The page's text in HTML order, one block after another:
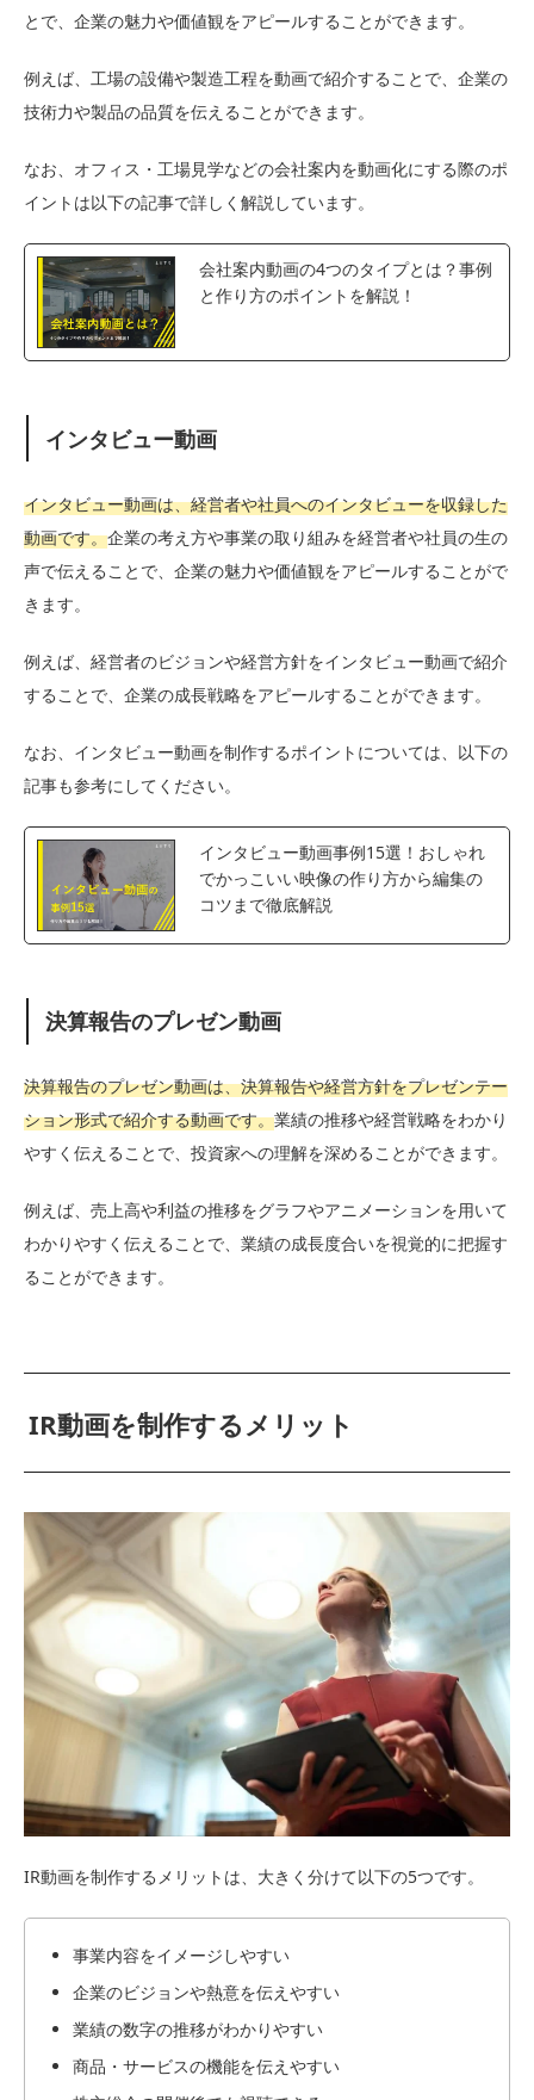
とで、企業の魅力や価値観をアピールすることができます。
例えば、工場の設備や製造工程を動画で紹介することで、企業の
技術力や製品の品質を伝えることができます。
なお、オフィス・工場見学などの会社案内を動画化にする際のポ
イントは以下の記事で詳しく解説しています。
会社案内動画の4つのタイプとは？事例
と作り方のポイントを解説！
インタビュー動画
インタビュー動画は、経営者や社員へのインタビューを収録した
動画です。企業の考え方や事業の取り組みを経営者や社員の生の
声で伝えることで、企業の魅力や価値観をアピールすることがで
きます。
例えば、経営者のビジョンや経営方針をインタビュー動画で紹介
することで、企業の成長戦略をアピールすることができます。
なお、インタビュー動画を制作するポイントについては、以下の
記事も参考にしてください。
インタビュー動画事例15選！おしゃれ
でかっこいい映像の作り方から編集の
コツまで徹底解説
決算報告のプレゼン動画
決算報告のプレゼン動画は、決算報告や経営方針をプレゼンテー
ション形式で紹介する動画です。業績の推移や経営戦略をわかり
やすく伝えることで、投資家への理解を深めることができます。
例えば、売上高や利益の推移をグラフやアニメーションを用いて
わかりやすく伝えることで、業績の成長度合いを視覚的に把握す
ることができます。
IR動画を制作するメリット
IR動画を制作するメリットは、大きく分けて以下の5つです。
事業内容をイメージしやすい
企業のビジョンや熱意を伝えやすい
業績の数字の推移がわかりやすい
商品・サービスの機能を伝えやすい